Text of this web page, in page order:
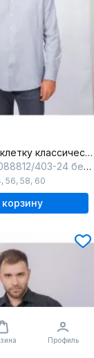
Рубашка в клетку классический крой для делового образа
403-24 бежево-сине-белый
, 56, 58, 60
корзину
Профиль